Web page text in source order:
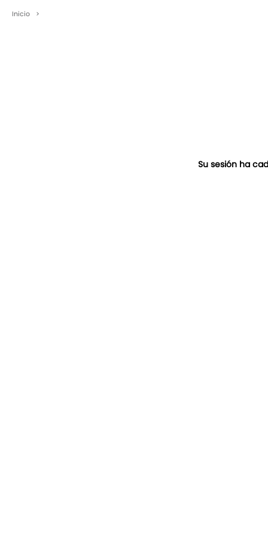
Inicio >
Su sesión ha